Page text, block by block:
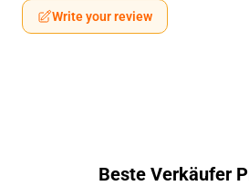
Write your review
Beste Verkäufer